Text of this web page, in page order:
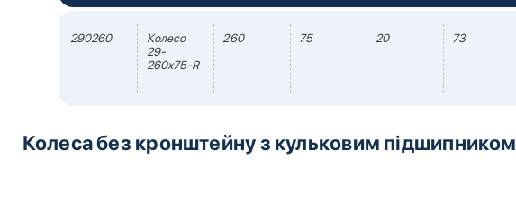
290260
Колесо
29-
260х75-R
260 75 20 73
Колеса без кронштейну з кульковим підшипником